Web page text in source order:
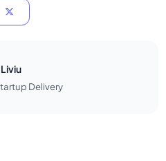
Liviu
Delivery